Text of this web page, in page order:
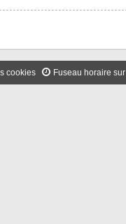
Fuseau horaire sur
cookies